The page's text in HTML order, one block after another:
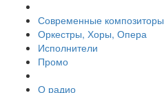
Современные композиторы
Оркестры, Хоры, Опера
Исполнители
Промо
О радио